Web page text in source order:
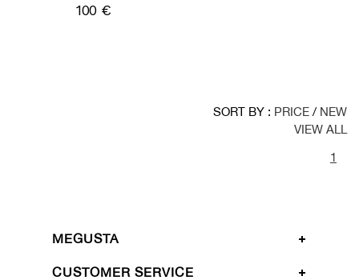
100 €
SORT BY : PRICE / NEW
VIEW ALL
1
MEGUSTA
CUSTOMER SERVICE